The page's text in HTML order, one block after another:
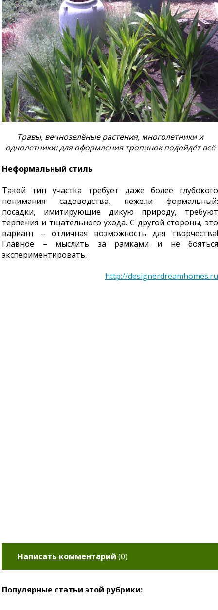
Травы, вечнозелёные растения, многолетники и
однолетники: для оформления тропинок подойдёт всё
Неформальный стиль
Такой тип участка требует даже более глубокого
понимания садоводства, нежели формальный:
посадки, имитирующие дикую природу, требуют
терпения и тщательного ухода. С другой стороны, это
вариант – отличная возможность для творчества!
Главное – мыслить за рамками и не бояться
экспериментировать.
http://designerdreamhomes.ru
Написать комментарий (0)
Популярные статьи этой рубрики: